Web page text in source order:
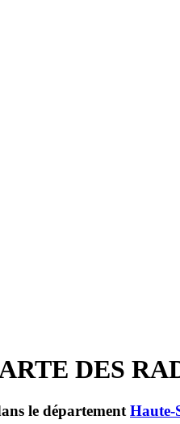
DES
le département Haute-